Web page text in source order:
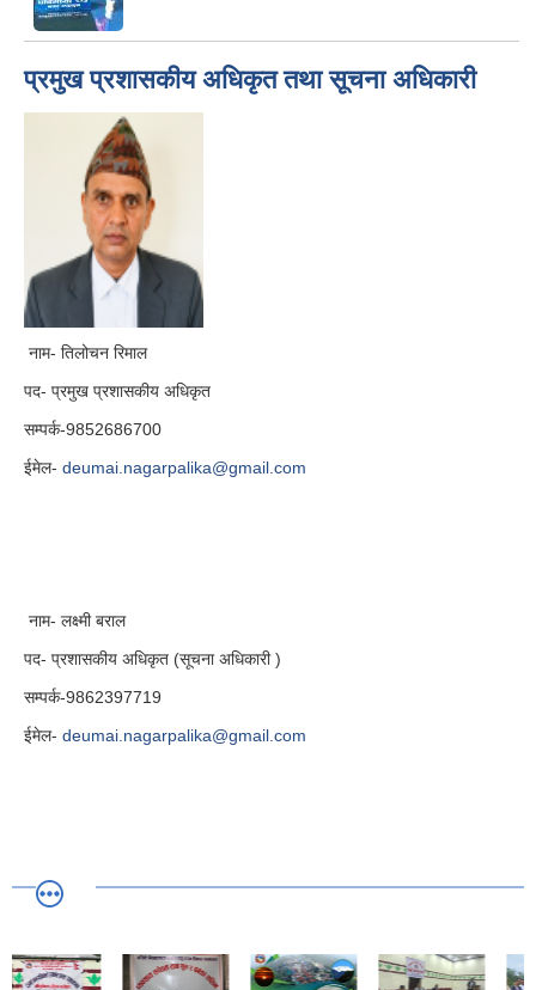
प्रमुख प्रशासकीय अधिकृत तथा सूचना अधिकारी
नाम- तिलोचन रिमाल
पद- प्रमुख प्रशासकीय अधिकृत
सम्पर्क-9852686700
ईमेल- deumai.nagarpalika@gmail.com
नाम- लक्ष्मी बराल
पद- प्रशासकीय अधिकृत (सूचना अधिकारी )
सम्पर्क-9862397719
ईमेल- deumai.nagarpalika@gmail.com